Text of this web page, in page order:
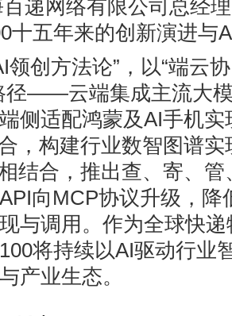
递网络有限公司总经
十五年来的创新演进与
领创方法论”，以“端云
径——云端集成主流大模
侧适配鸿蒙及AI手机实
，构建行业数智图谱
结合，推出查、寄、
向MCP协议升级，
与调用。作为全球快
将持续以AI驱动行业
产业生态。